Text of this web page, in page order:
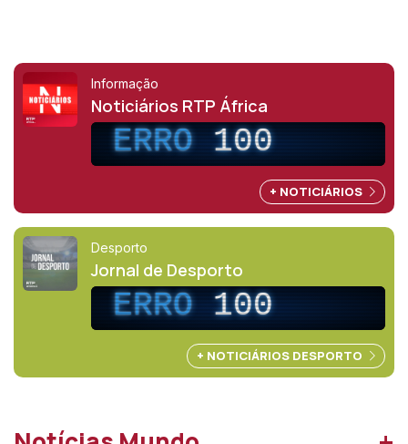
Informação
Noticiários RTP África
ERRO100
Desporto
Jornal de Desporto
ERRO100